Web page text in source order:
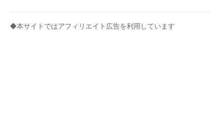
◆本サイトではアフィリエイト広告を利用しています